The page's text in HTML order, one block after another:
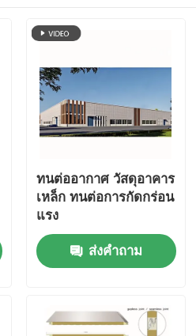
ทนต่ออากาศ วัสดุอาคาร
เหล็ก ทนต่อการกัดกร่อน
แรง
ส่งคำถาม